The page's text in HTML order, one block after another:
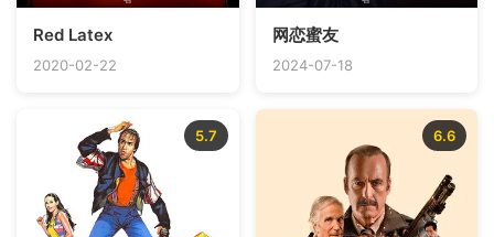
Red Latex
2020-02-22
网恋蜜友
2024-07-18
5.7 6.6